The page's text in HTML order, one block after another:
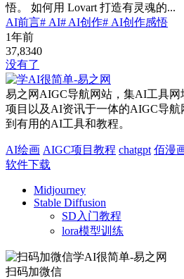
悟。 如何用 Lovart 打造有灵魂的...
AI前言# AI# AI创作# AI创作感悟
1年前
37,8340
没有了
易之网AIGC导航网站，集AI工具
项目以及AI资讯于一体的AIGC导
到有用的AI工具和教程。
AI绘画 AIGC项目教程 chatgpt 佰漫
软件下载
Midjourney
Stable Diffusion
SD入门教程
lora模型训练
扫码加微信